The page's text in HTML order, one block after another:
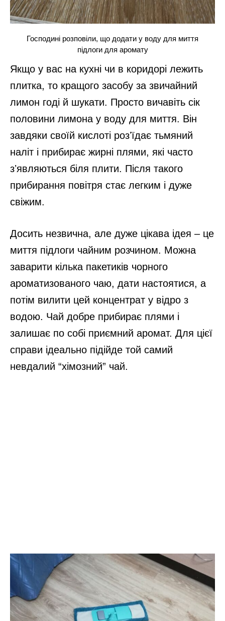
Господині розповіли, що додати у воду для миття
підлоги для аромату
Якщо у вас на кухні чи в коридорі лежить
плитка, то кращого засобу за звичайний
лимон годі й шукати. Просто вичавіть сік
половини лимона у воду для миття. Він
завдяки своїй кислоті розʼїдає тьмяний
наліт і прибирає жирні плями, які часто
зʼявляються біля плити. Після такого
прибирання повітря стає легким і дуже
свіжим.
Досить незвична, але дуже цікава ідея – це
миття підлоги чайним розчином. Можна
заварити кілька пакетиків чорного
ароматизованого чаю, дати настоятися, а
потім вилити цей концентрат у відро з
водою. Чай добре прибирає плями і
залишає по собі приємний аромат. Для цієї
справи ідеально підійде той самий
невдалий “хімозний” чай.